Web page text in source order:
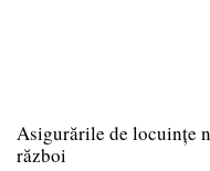
Asigurările de locuințe
război